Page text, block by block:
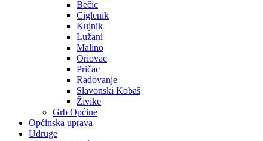
Bečic
Ciglenik
Kujnik
Lužani
Malino
Oriovac
Pričac
Radovanje
Slavonski Kobaš
Živike
Grb Općine
Općinska uprava
Udruge